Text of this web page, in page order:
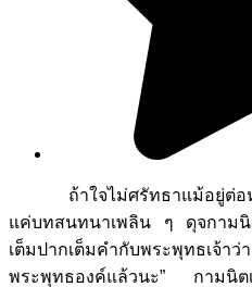
ถ้าใจไม่ศรัทธาแม้อยู่ต่อห
แค่บทสนทนาเพลิน ๆ ดุจกามนิ
เต็มปากเต็มคำกับพระพุทธเจ้า
พระพุทธองค์แล้วนะ” กามนิต